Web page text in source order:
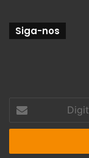
Siga-nos
seu
endereço
e-